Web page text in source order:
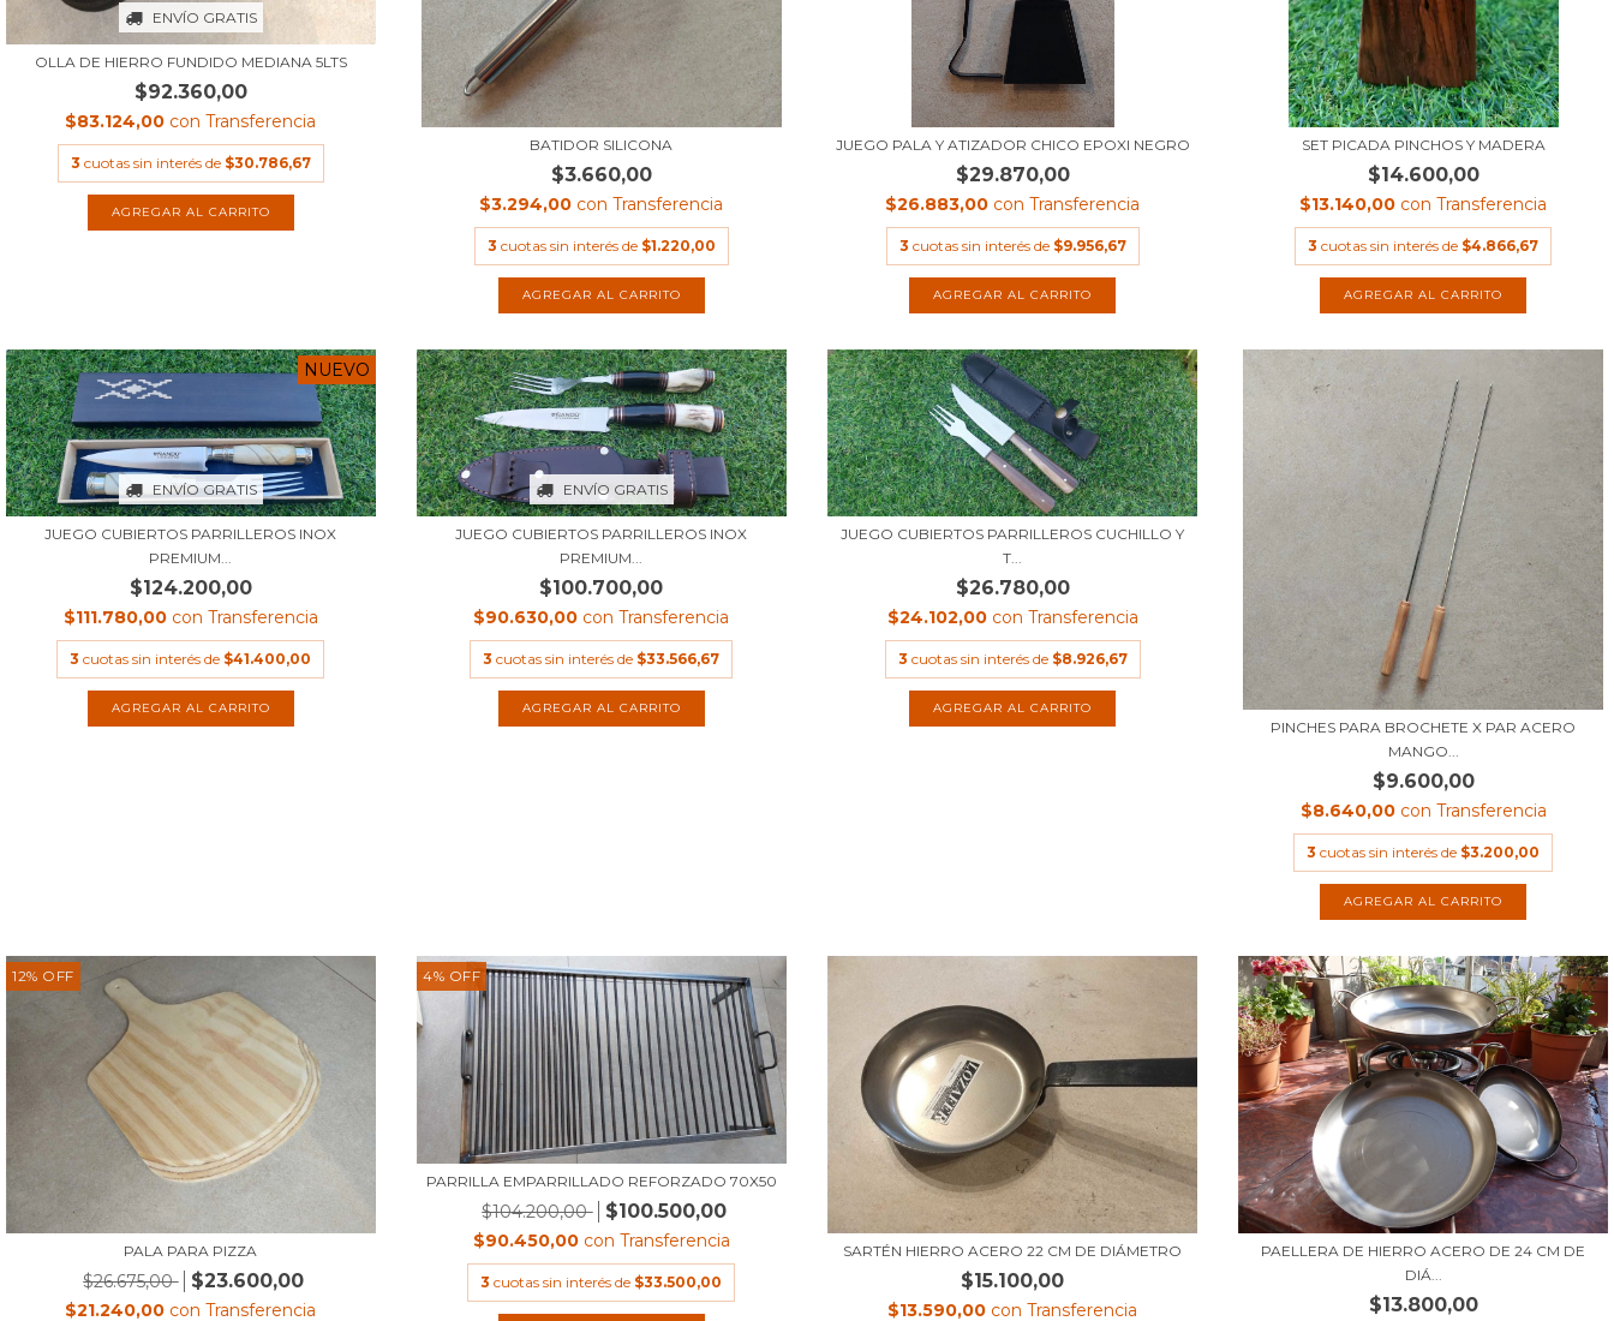
ENVÍO GRATIS
OLLA DE HIERRO FUNDIDO MEDIANA 5LTS
$92.360,00
$83.124,00 con Transferencia
3 cuotas sin interés de $30.786,67
BATIDOR SILICONA
$3.660,00
$3.294,00 con Transferencia
3 cuotas sin interés de $1.220,00
JUEGO PALA Y ATIZADOR CHICO EPOXI NEGRO
$29.870,00
$26.883,00 con Transferencia
3 cuotas sin interés de $9.956,67
SET PICADA PINCHOS Y MADERA
$14.600,00
$13.140,00 con Transferencia
3 cuotas sin interés de $4.866,67
ENVÍO GRATIS
NUEVO
JUEGO CUBIERTOS PARRILLEROS INOX
PREMIUM...
$124.200,00
$111.780,00 con Transferencia
3 cuotas sin interés de $41.400,00
AGREGAR AL CARRITO
ENVÍO GRATIS
JUEGO CUBIERTOS PARRILLEROS INOX
PREMIUM...
$100.700,00
$90.630,00 con Transferencia
3 cuotas sin interés de $33.566,67
JUEGO CUBIERTOS PARRILLEROS CUCHILLO Y
T...
$26.780,00
$24.102,00 con Transferencia
3 cuotas sin interés de $8.926,67
PINCHES PARA BROCHETE X PAR ACERO
MANGO...
$9.600,00
$8.640,00 con Transferencia
3 cuotas sin interés de $3.200,00
12% OFF
PALA PARA PIZZA
$26.675,00 $23.600,00
$21.240,00 con Transferencia
4% OFF
PARRILLA EMPARRILLADO REFORZADO 70X50
$104.200,00 $100.500,00
$90.450,00 con Transferencia
3 cuotas sin interés de $33.500,00
SARTÉN HIERRO ACERO 22 CM DE DIÁMETRO
$15.100,00
$13.590,00 con Transferencia
PAELLERA DE HIERRO ACERO DE 24 CM DE
DIÁ...
$13.800,00